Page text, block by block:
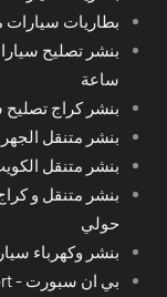
بطاريات
ساعة
بنشر كراج
بنشر متنقل
بنشر متنقل
بنشر متنقل و
حولي
بنشر وكهرباء